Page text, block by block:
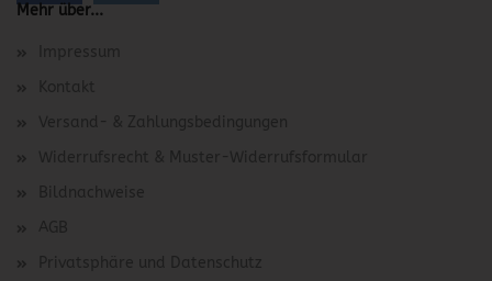
Mehr über...
Impressum
Kontakt
Versand- & Zahlungsbedingungen
Widerrufsrecht & Muster-Widerrufsformular
Bildnachweise
AGB
Privatsphäre und Datenschutz